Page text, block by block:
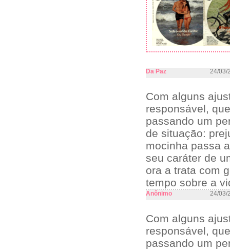
Da Paz 24/03/
Com alguns
responsável,
passando um
de situação:
mocinha passa
seu caráter de
ora a trata com
tempo sobre a
Anônimo 24/03/
Com alguns
responsável,
passando um